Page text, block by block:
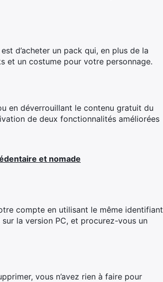
d’acheter un pack qui, en plus de la
et un costume pour votre personnage.
en déverrouillant le contenu gratuit du
de deux fonctionnalités améliorées
et nomade
compte en utilisant le même identifiant
la version PC, et procurez-vous un
vous n’avez rien à faire pour